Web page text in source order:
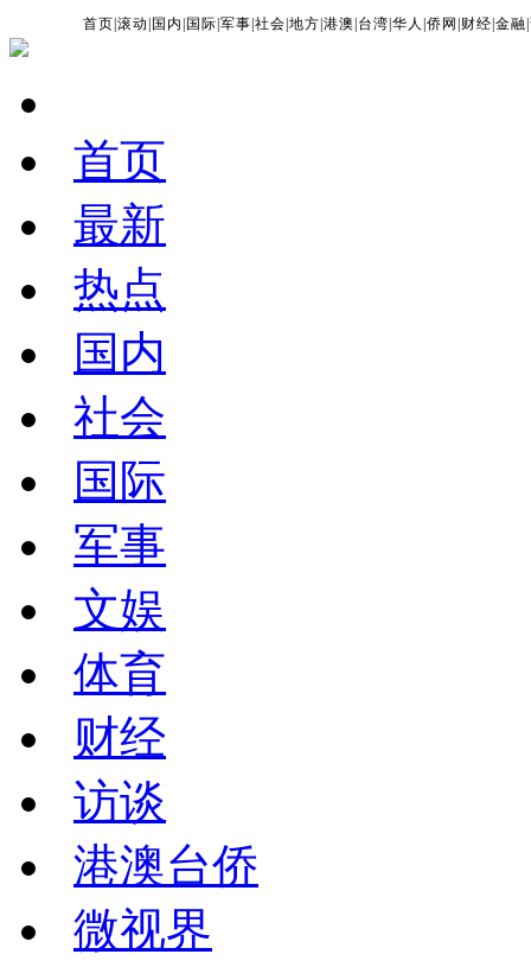
首页 |滚动 国内 国际 |军事 |社会 |地方 |港澳 台湾 |华人 |侨网 财经 |金融 |
首页
最新
热点
国内
社会
国际
军事
文娱
体育
财经
访谈
港澳台侨
微视界